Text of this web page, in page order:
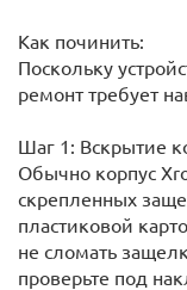
Как починить:
Поскольку
ремонт требует
Шаг 1: Вскрытие
Обычно корпус
скрепленных
пластиковой
не сломать
проверьте под